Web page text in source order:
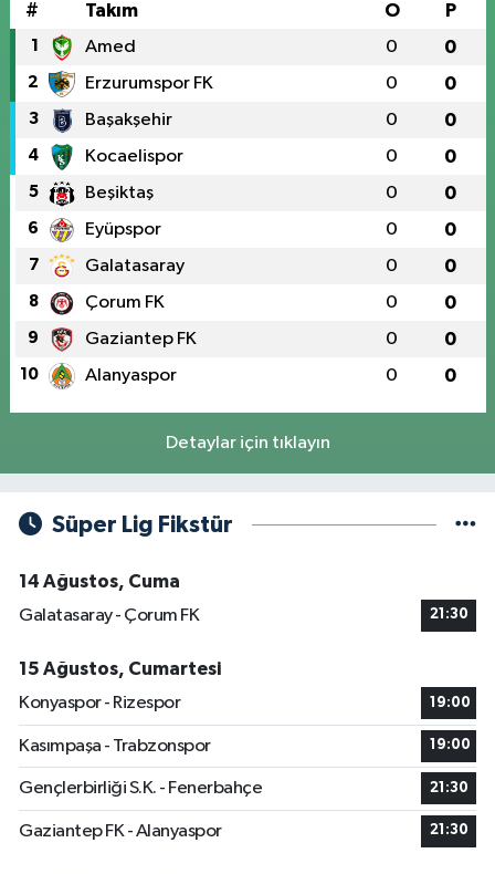
# Takım O P
1 Amed 0 0
2 Erzurumspor FK 0 0
3 Başakşehir 0 0
4 Kocaelispor 0 0
5 Beşiktaş 0 0
6 Eyüpspor 0 0
7 Galatasaray 0 0
8 Çorum FK 0 0
9 Gaziantep FK 0 0
10 Alanyaspor 0 0
Detaylar için tıklayın
Süper Lig Fikstür
14 Ağustos, Cuma
Galatasaray - Çorum FK
21:30
15 Ağustos, Cumartesi
Konyaspor - Rizespor
19:00
Kasımpaşa - Trabzonspor 19:00
Gençlerbirliği S.K. - Fenerbahçe 21:30
Gaziantep FK - Alanyaspor 21:30